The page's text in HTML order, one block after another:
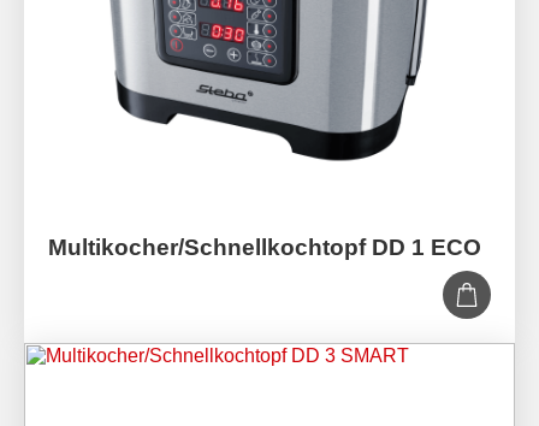
Multi­kocher/­Schnell­kochtopf DD 1 ECO